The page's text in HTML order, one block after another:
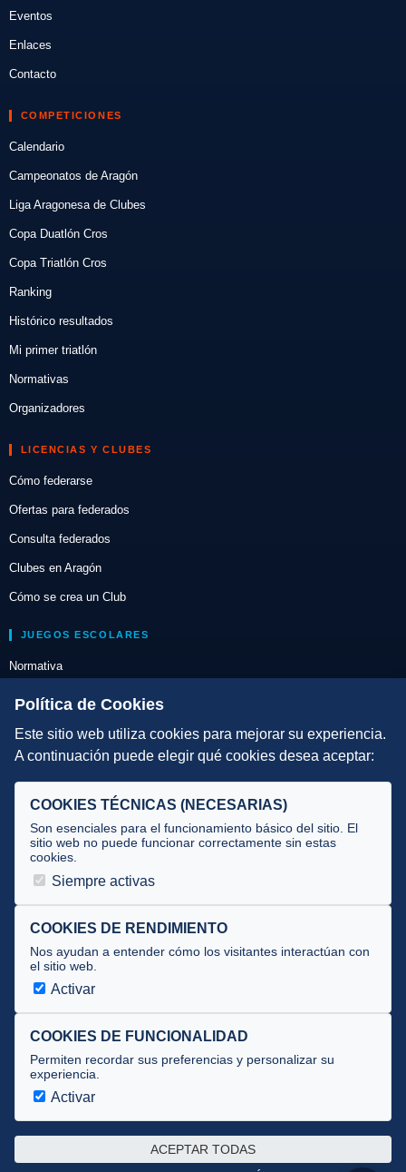
Eventos
Enlaces
Contacto
COMPETICIONES
Calendario
Campeonatos de Aragón
Liga Aragonesa de Clubes
Copa Duatlón Cros
Copa Triatlón Cros
Ranking
Histórico resultados
Mi primer triatlón
Normativas
Organizadores
LICENCIAS Y CLUBES
Cómo federarse
Ofertas para federados
Consulta federados
Clubes en Aragón
Cómo se crea un Club
JUEGOS ESCOLARES
Normativa
Escuelas de Triatlón
DIRECCIÓN TÉCNICA
Selecciones
Tecnificación
JUECES Y OFICIALES
Documentos
Cursos
Circulares oficiales
Convocatorias y Equipaciones
Av. José Atarés 101, semisótano. 50018 Zaragoza
Privacidad · Cookies
Política de Cookies
Este sitio web utiliza cookies para mejorar su experiencia.
A continuación puede elegir qué cookies desea aceptar:
COOKIES TÉCNICAS (NECESARIAS)
Son esenciales para el funcionamiento básico del sitio. El
sitio web no puede funcionar correctamente sin estas
cookies.
Siempre activas
COOKIES DE RENDIMIENTO
Nos ayudan a entender cómo los visitantes interactúan con
el sitio web.
Activar
COOKIES DE FUNCIONALIDAD
Permiten recordar sus preferencias y personalizar su
experiencia.
Activar
ACEPTAR TODAS